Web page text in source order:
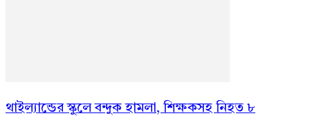
থাইল্যান্ডের স্কুলে বন্দুক হামলা, শিক্ষকসহ নিহত ৮